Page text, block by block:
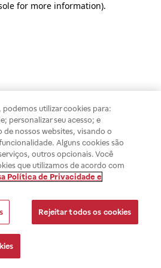
for more information).
podemos utilizar cookies para:
personalizar seu acesso; e
de nossos websites, visando o
Alguns cookies são
outros opcionais. Você
que utilizamos de acordo com
Política de Privacidade e
Rejeitar todos os cookies